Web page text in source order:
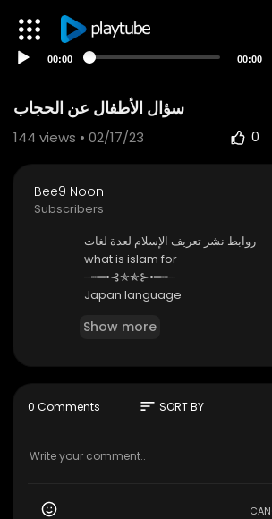
00:00 00:00
سؤال الأطفال عن الحجاب
144 views • 02/17/23 0
Bee9 Noon
Subscribers
روابط نشر تعريف الإسلام لعدة لغات
⁣what is islam for
┈┉━•⊰✯✯⊱•━┉┈
Japan language
┈┉━•⊰✯✯⊱•━┉┈
China language
https://justpaste.it/7lc42
Show more
0 Comments sort SORT BY